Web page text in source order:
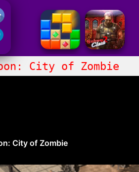
City of Zombie